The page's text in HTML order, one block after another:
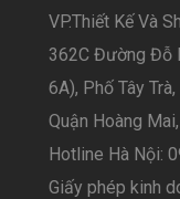
VP.Thiết Kế Và
362C Đường Đỗ
6A), Phố Tây
Quận Hoàng
Hotline Hà Nội:
Giấy phép kinh